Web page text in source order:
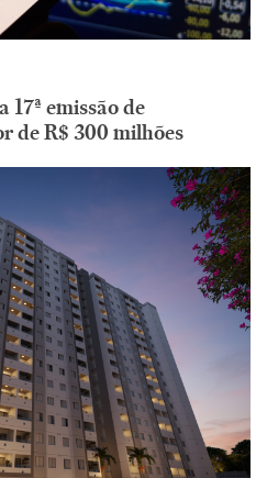
emissão de
de R$ 300 milhões